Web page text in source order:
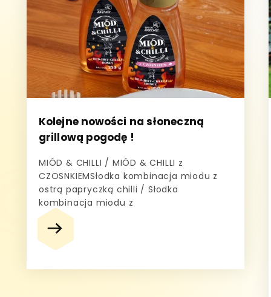
Kolejne nowości na słoneczną
grillową pogodę !
MIÓD & CHILLI / MIÓD & CHILLI z
CZOSNKIEMSłodka kombinacja miodu z
ostrą papryczką chilli / Słodka
kombinacja miodu z